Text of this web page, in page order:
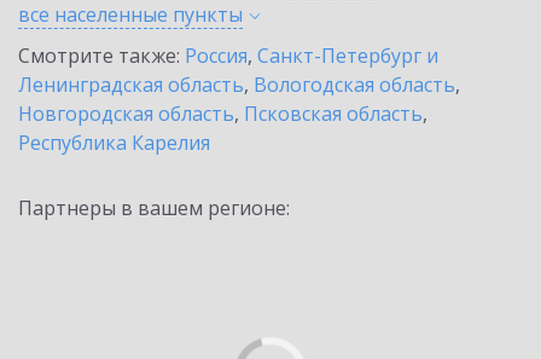
все населенные пункты
Смотрите также: Россия, Санкт-Петербург и
Ленинградская область, Вологодская область,
Новгородская область, Псковская область,
Республика Карелия
Партнеры в вашем регионе: